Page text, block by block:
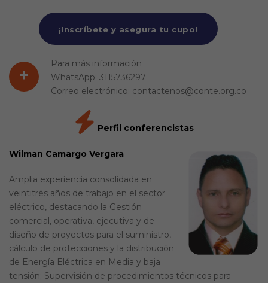
¡Inscríbete y asegura tu cupo!
+
Para más información
WhatsApp: 3115736297
Correo electrónico: contactenos@conte.org.co
Perfil conferencistas
Wilman Camargo Vergara
Amplia experiencia consolidada en
veintitrés años de trabajo en el sector
eléctrico, destacando la Gestión
comercial, operativa, ejecutiva y de
diseño de proyectos para el suministro,
cálculo de protecciones y la distribución
de Energía Eléctrica en Media y baja
tensión; Supervisión de procedimientos técnicos para